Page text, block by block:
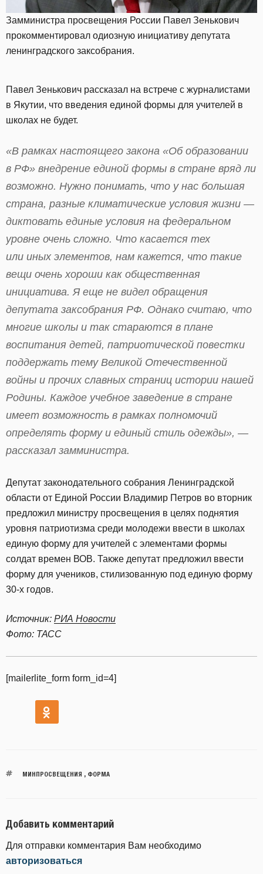
Замминистра просвещения России Павел Зенькович
прокомментировал одиозную инициативу депутата
ленинградского заксобрания.
Павел Зенькович рассказал на встрече с журналистами
в Якутии, что введения единой формы для учителей в
школах не будет.
«В рамках настоящего закона «Об образовании
в РФ» внедрение единой формы в стране вряд ли
возможно. Нужно понимать, что у нас большая
страна, разные климатические условия жизни —
диктовать единые условия на федеральном
уровне очень сложно. Что касается тех
или иных элементов, нам кажется, что такие
вещи очень хороши как общественная
инициатива. Я еще не видел обращения
депутата заксобрания РФ. Однако считаю, что
многие школы и так стараются в плане
воспитания детей, патриотической повестки
поддержать тему Великой Отечественной
войны и прочих славных страниц истории нашей
Родины. Каждое учебное заведение в стране
имеет возможность в рамках полномочий
определять форму и единый стиль одежды», —
рассказал замминистра.
Депутат законодательного собрания Ленинградской
области от Единой России Владимир Петров во вторник
предложил министру просвещения в целях поднятия
уровня патриотизма среди молодежи ввести в школах
единую форму для учителей с элементами формы
солдат времен ВОВ. Также депутат предложил ввести
форму для учеников, стилизованную под единую форму
30-х годов.
Источник: РИА Новости
Фото: ТАСС
[mailerlite_form form_id=4]
МИНПРОСВЕЩЕНИЯ , ФОРМА
Добавить комментарий
Для отправки комментария Вам необходимо
авторизоваться